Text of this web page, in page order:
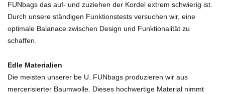
FUNbags das auf- und zuziehen der Kordel extrem schwierig ist.
Durch unsere ständigen Funktionstests versuchen wir, eine
optimale Balanace zwischen Design und Funktionalität zu
schaffen.
Edle Materialien
Die meisten unserer be U. FUNbags produzieren wir aus
mercerisierter Baumwolle. Dieses hochwertige Material nimmt